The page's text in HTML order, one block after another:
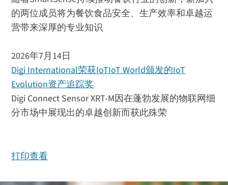
的两位成员将为餐饮食品安全、生产效率和卓越运
营带来深厚的专业知识
2026年7月14日
Digi International荣获IoTIoT World颁发的IoT
Evolution资产追踪奖
Digi Connect Sensor XRT-M因在蓬勃发展的物联网细
分市场中展现出的卓越创新而获此殊荣
打印查看